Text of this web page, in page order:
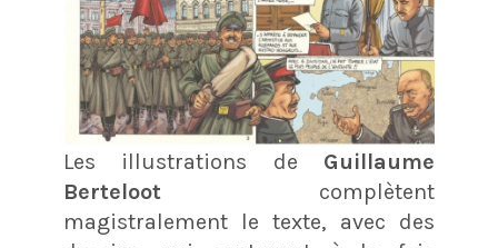
Les illustrations de Guillaume
Bertelootcomplètent
magistralement le texte, avec des